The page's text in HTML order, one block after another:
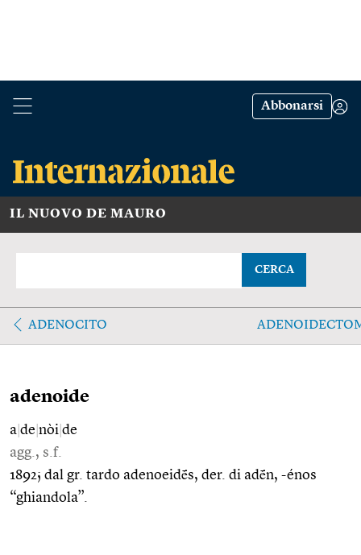
Abbonarsi
IL NUOVO DE MAURO
CERCA
ADENOCITO
adenoide
a de nòi de
agg., s.f.
1892; dal gr. tardo adenoeidḗs, der. di adḗn, -énos
“ghiandola”.